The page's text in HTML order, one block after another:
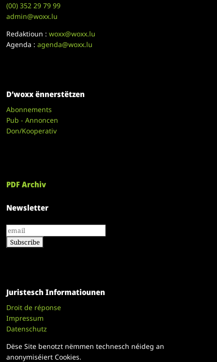
(00)352 29 79 99
admin@woxx.lu
Redaktioun :woxx@woxx.lu
Agenda :agenda@woxx.lu
D’woxx ënnerstëtzen
Abonnements
Pub - Annoncen
Don/Kooperativ
PDF Archiv
Newsletter
Juristesch Informatiounen
Droit de réponse
Impressum
Datenschutz
Dëse Site benotzt nëmmen technesch néideg an
anonymiséiert Cookies.